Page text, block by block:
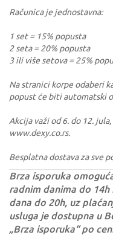
Računica je jednostavna:
1 set = 15% popusta
2 seta = 20% popusta
3 ili više setova = 25%
Na stranici korpe odaberi
popust će biti automatski
Akcija važi od 6. do 12.
www.dexy.co.rs.
Besplatna dostava za sve
Brza isporuka
radnim danima do
dana do 20h, uz
usluga je dostupna u
„Brza isporuka“ po